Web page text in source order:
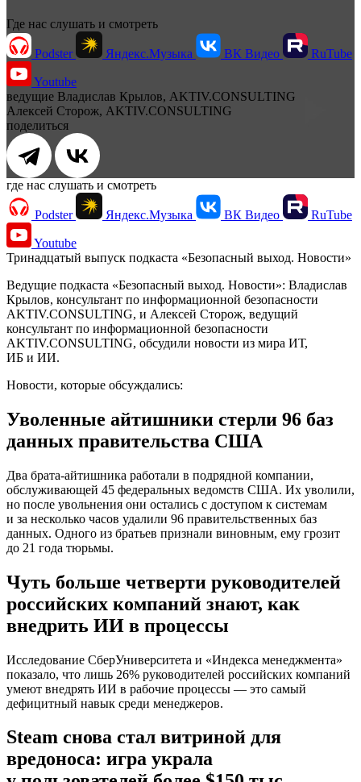
Где нас слушать и смотреть
Podster Яндекс.Музыка ВК Видео RuTube
Youtube
ведущие Владислав Крылов, AKTIV.CONSULTING
Алексей Сторож, AKTIV.CONSULTING
поделиться
где нас слушать и смотреть
Podster Яндекс.Музыка ВК Видео RuTube
Youtube
Тринадцатый выпуск подкаста «Безопасный выход. Новости»
Ведущие подкаста «Безопасный выход. Новости»: Владислав
Крылов, консультант по информационной безопасности
AKTIV.CONSULTING, и Алексей Сторож, ведущий
консультант по информационной безопасности
AKTIV.CONSULTING, обсудили новости из мира ИТ,
ИБ и ИИ.
Новости, которые обсуждались:
Уволенные айтишники стерли 96 баз
данных правительства США
Два брата-айтишника работали в подрядной компании,
обслуживающей 45 федеральных ведомств США. Их уволили,
но после увольнения они остались с доступом к системам
и за несколько часов удалили 96 правительственных баз
данных. Одного из братьев признали виновным, ему грозит
до 21 года тюрьмы.
Чуть больше четверти руководителей
российских компаний знают, как
внедрить ИИ в процессы
Исследование СберУниверситета и «Индекса менеджмента»
показало, что лишь 26% руководителей российских компаний
умеют внедрять ИИ в рабочие процессы — это самый
дефицитный навык среди менеджеров.
Steam снова стал витриной для
вредоноса: игра украла